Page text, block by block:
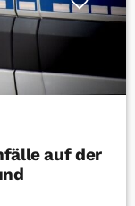
auf der